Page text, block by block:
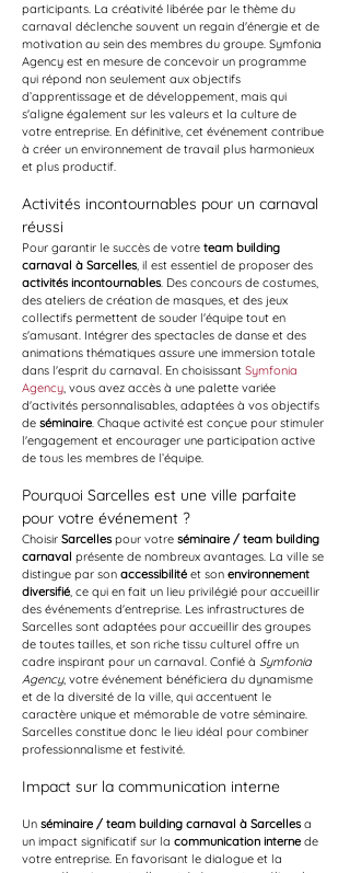
participants. La créativité libérée par le thème du
carnaval déclenche souvent un regain d'énergie et de
motivation au sein des membres du groupe. Symfonia
Agency est en mesure de concevoir un programme
qui répond non seulement aux objectifs
d’apprentissage et de développement, mais qui
s'aligne également sur les valeurs et la culture de
votre entreprise. En définitive, cet événement contribue
à créer un environnement de travail plus harmonieux
et plus productif.
Activités incontournables pour un carnaval
réussi
Pour garantir le succès de votre team building
carnaval à Sarcelles, il est essentiel de proposer des
activités incontournables. Des concours de costumes,
des ateliers de création de masques, et des jeux
collectifs permettent de souder l'équipe tout en
s'amusant. Intégrer des spectacles de danse et des
animations thématiques assure une immersion totale
dans l'esprit du carnaval. En choisissant Symfonia
Agency, vous avez accès à une palette variée
d'activités personnalisables, adaptées à vos objectifs
de séminaire. Chaque activité est conçue pour stimuler
l'engagement et encourager une participation active
de tous les membres de l’équipe.
Pourquoi Sarcelles est une ville parfaite
pour votre événement ?
Choisir Sarcelles pour votre séminaire / team building
carnaval présente de nombreux avantages. La ville se
distingue par son accessibilité et son environnement
diversifié, ce qui en fait un lieu privilégié pour accueillir
des événements d'entreprise. Les infrastructures de
Sarcelles sont adaptées pour accueillir des groupes
de toutes tailles, et son riche tissu culturel offre un
cadre inspirant pour un carnaval. Confié à Symfonia
Agency, votre événement bénéficiera du dynamisme
et de la diversité de la ville, qui accentuent le
caractère unique et mémorable de votre séminaire.
Sarcelles constitue donc le lieu idéal pour combiner
professionnalisme et festivité.
Impact sur la communication interne
Un séminaire / team building carnaval à Sarcelles a
un impact significatif sur la communication interne de
votre entreprise. En favorisant le dialogue et la